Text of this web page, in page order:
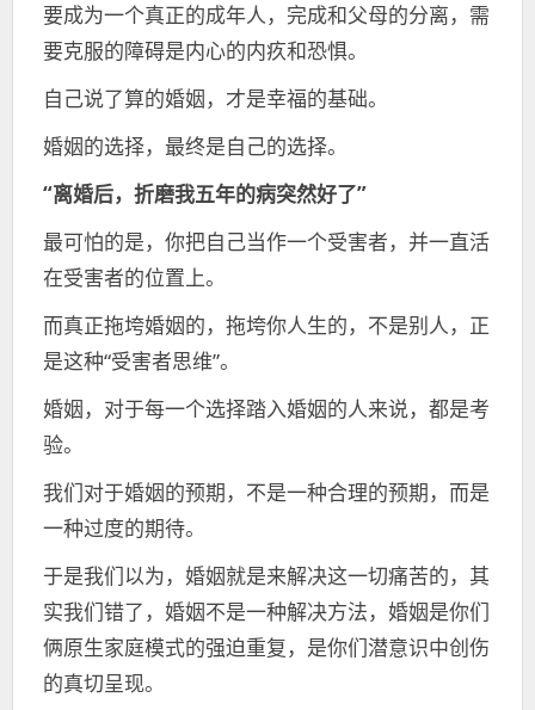
要成为一个真正的成年人，完成和父母的分离，需
要克服的障碍是内心的内疚和恐惧。
自己说了算的婚姻，才是幸福的基础。
婚姻的选择，最终是自己的选择。
“离婚后，折磨我五年的病突然好了”
最可怕的是，你把自己当作一个受害者，并一直活
在受害者的位置上。
而真正拖垮婚姻的，拖垮你人生的，不是别人，正
是这种“受害者思维”。
婚姻，对于每一个选择踏入婚姻的人来说，都是考
验。
我们对于婚姻的预期，不是一种合理的预期，而是
一种过度的期待。
于是我们以为，婚姻就是来解决这一切痛苦的，其
实我们错了，婚姻不是一种解决方法，婚姻是你们
俩原生家庭模式的强迫重复，是你们潜意识中创伤
的真切呈现。